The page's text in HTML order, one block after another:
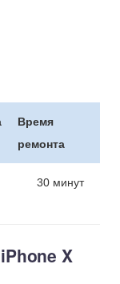
Время
ремонта
30 минут
X